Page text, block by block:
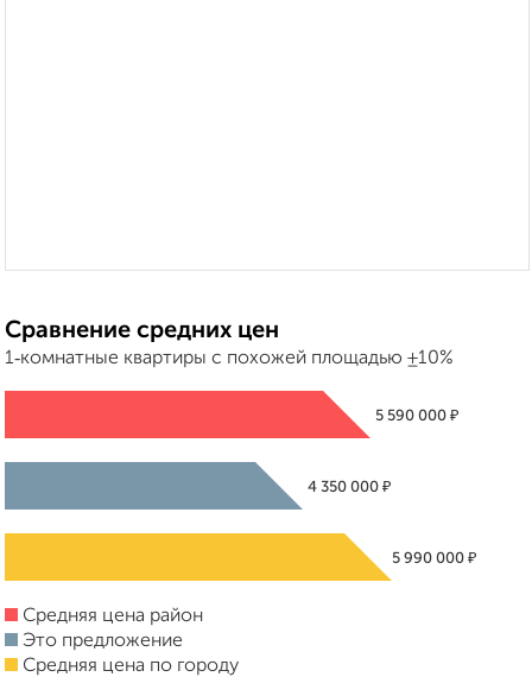
Сравнение средних цен
1‑комнатные квартиры с похожей площадью ±10%
5 590 000₽
4 350 000₽
5 990 000 ₽
Средняя цена район
Это предложение
Средняя цена по городу